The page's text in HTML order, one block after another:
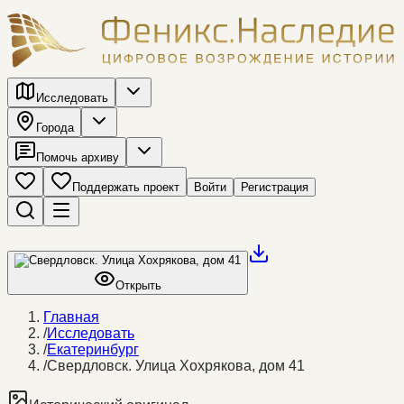
Исследовать
Города
Помочь архиву
Поддержать проект Войти Регистрация
Открыть
Главная
/Исследовать
/Екатеринбург
/Свердловск. Улица Хохрякова, дом 41